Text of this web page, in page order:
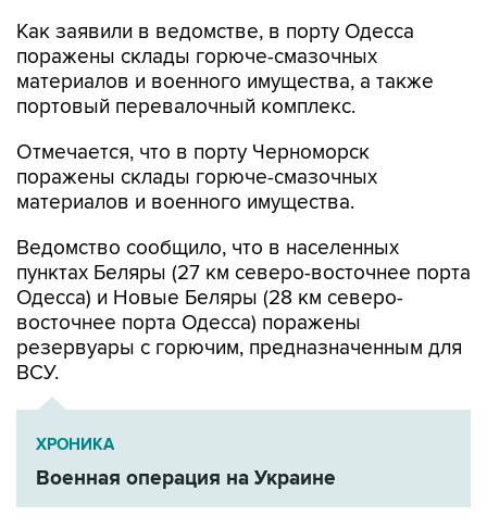
Как заявили в ведомстве, в порту Одесса
поражены склады горюче-смазочных
материалов и военного имущества, а также
портовый перевалочный комплекс.
Отмечается, что в порту Черноморск
поражены склады горюче-смазочных
материалов и военного имущества.
Ведомство сообщило, что в населенных
пунктах Беляры (27 км северо-восточнее порта
Одесса) и Новые Беляры (28 км северо-
восточнее порта Одесса) поражены
резервуары с горючим, предназначенным для
ВСУ.
ХРОНИКА
Военная операция на Украине